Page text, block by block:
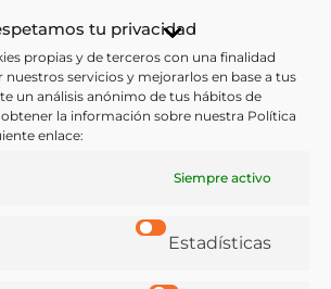
tu privacidad
propias y de terceros con una finalidad
nuestros servicios y mejorarlos en base a tus
un análisis anónimo de tus hábitos de
la información sobre nuestra Política
enlace:
Siempre activo
Estadísticas
estas materias:
las palabras clave: